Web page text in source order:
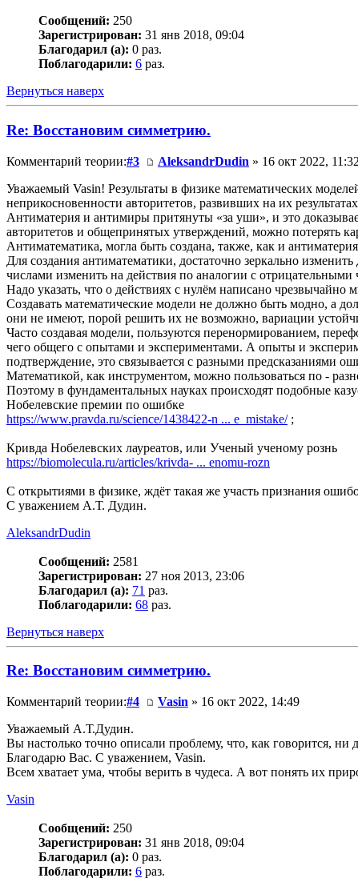
Сообщений: 250
Зарегистрирован: 31 янв 2018, 09:04
Благодарил (а): 0 раз.
Поблагодарили: 6 раз.
Вернуться наверх
Re: Восстановим симметрию.
Комментарий теории:#3 AleksandrDudin » 16 окт 2022, 11:32
Уважаемый Vasin! Результаты в физике математических
неприкосновенности авторитетов, развивших на их
Антиматерия и антимиры притянуты «за уши», и это
авторитетов и общепринятых утверждений, можно потерять
Антиматематика, могла быть создана, также, как и
Для создания антиматематики, достаточно зеркально
числами изменить на действия по аналогии с отрицательными
Надо указать, что о действиях с нулём написано чрезвычайно
Создавать математические модели не должно быть модно, а
они не имеют, порой решить их не возможно, вариации
Часто создавая модели, пользуются перенормированием,
чего общего с опытами и экспериментами. А опыты и
подтверждение, это связывается с разными предсказаниями
Математикой, как инструментом, можно пользоваться по -
Поэтому в фундаментальных науках происходят подобные
Нобелевские премии по ошибке
https://www.pravda.ru/science/1438422-n ... e_mistake/;
Кривда Нобелевских лауреатов, или Ученый ученому рознь
https://biomolecula.ru/articles/krivda- ... enomu-rozn
С открытиями в физике, ждёт такая же участь признания
С уважением А.Т. Дудин.
AleksandrDudin
Сообщений: 2581
Зарегистрирован: 27 ноя 2013, 23:06
Благодарил (а): 71 раз.
Поблагодарили: 68 раз.
Вернуться наверх
Re: Восстановим симметрию.
Комментарий теории:#4 Vasin » 16 окт 2022, 14:49
Уважаемый А.Т.Дудин.
Вы настолько точно описали проблему, что, как говорится, ни
Благодарю Вас. С уважением, Vasin.
Всем хватает ума, чтобы верить в чудеса. А вот понять их
Vasin
Сообщений: 250
Зарегистрирован: 31 янв 2018, 09:04
Благодарил (а): 0 раз.
Поблагодарили: 6 раз.